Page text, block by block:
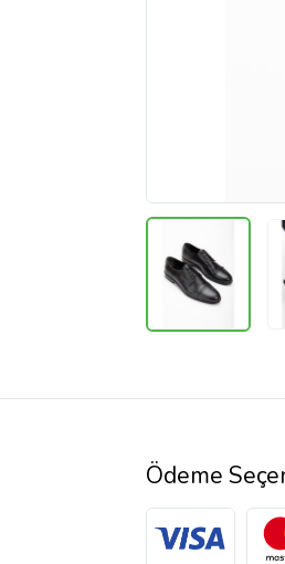
Ödeme